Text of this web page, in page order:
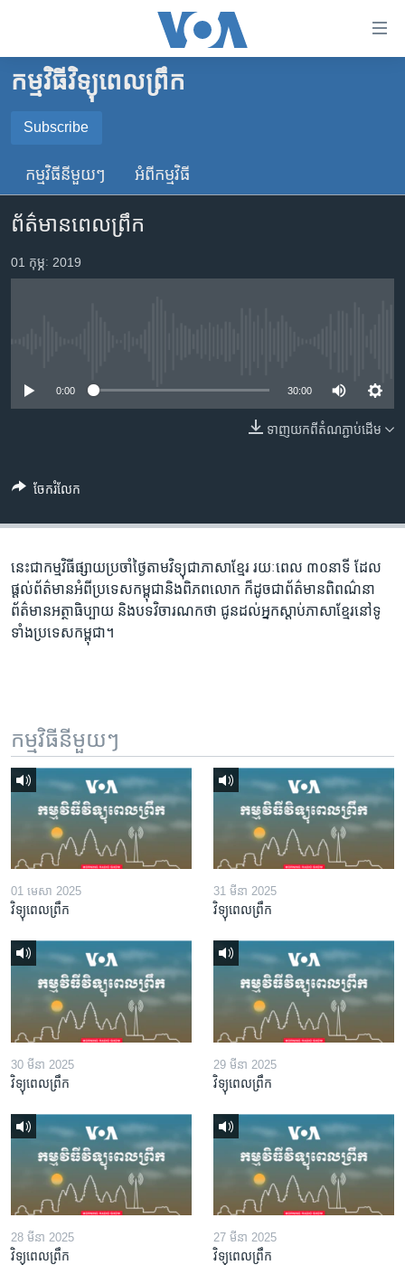
គេហទំព័រ​
ទាក់ទង
រំលង​
ទំព័រ​
ព័ត៌មាន​​
តែ​
ម្តង
រចនា
ចូល​
ស្វែង​
កម្ពុជា
អន្តរជាតិ
ចិន
ហេឡូវីអូអេ
កម្ពុជាច្នៃប្រតិដ្ឋ
កម្មវិធីទាំងអស់
បណ្តាញ​សង្គម
ភាសា
កម្មវិធីវិទ្យុពេលព្រឹក
Subscribe
SUBSCRIBE
កម្មវិធី​នីមួយៗ អំពី​កម្មវិធី​
ព័ត៌មានពេលព្រឹក
01 កុម្ភៈ 2019
0:00 30:00
ទាញ​យក​ពី​តំណភ្ជាប់​ដើម
ចែករំលែក
នេះជា​កម្ម​វិធីផ្សាយ​ប្រចាំថ្ងៃ​តាម​វិទ្យុ​ជា​ភាសា​ខ្មែរ​ រយៈ​ពេល​ ៣០​​នាទី ដែល​
ផ្តល់​ព័ត៌មាន​អំពី​ប្រទេស​កម្ពុជា​និង​ពិភព​លោក​ ក៏ដូច​​ជា​ព័ត៌មាន​ពិពណ៌នា​
ព័ត៌មាន​អត្ថា​ធិប្បាយ​ និង​បទ​​វិចារណកថា​ ជូន​ដល់​អ្នក​ស្តាប់​ភាសា​ខ្មែរ​នៅ​ទូ
ទាំង​ប្រទេស​កម្ពុជា។
កម្មវិធី​នីមួយៗ
01 មេសា 2025
វិទ្យុពេលព្រឹក
31 មីនា 2025
វិទ្យុពេលព្រឹក
30 មីនា 2025
វិទ្យុពេលព្រឹក
29 មីនា 2025
វិទ្យុពេលព្រឹក
28 មីនា 2025
វិទ្យុពេលព្រឹក
27 មីនា 2025
វិទ្យុពេលព្រឹក